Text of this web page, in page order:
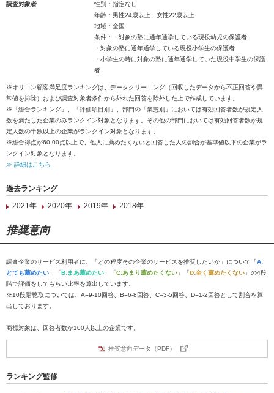
調査対象者
性別：指定なし
年齢：男性24歳以上、女性22歳以上
地域：全国
条件：・対象の塾に通年通学している現役幼児の保護者
・対象の塾に通年通学している現役小学生の保護者
・小学生の時に対象の塾に通年通学していた現役中学生の保護
者
※オリコン顧客満足度ランキングは、データクリーニング（回収したデータから不正回答や異
常値を排除）および調査対象者条件から外れた回答を除外した上で作成しています。
※「総合ランキング」、「評価項目別」、部門の「業態別」においては有効回答者数が規定人
数を満たした企業のみランクイン対象となります。その他の部門においては有効回答者数が規
定人数の半数以上の企業がランクイン対象となります。
※総合得点が60.00点以上で、他人に薦めたくないと回答した人の割合が基準値以下の企業がラ
ンクイン対象となります。
≫ 詳細はこちら
過去ランキング
2021年
2020年 2019年 2018年
推奨意向
調査企業のサービス利用者に、「どの程度その企業のサービスを推奨したいか」について「A:
とても薦めたい 」「B:まあ薦めたい 」「C:あまり薦めたくない 」「D:全く薦めたくない 」の4段
階で評価をしてもらい比率を算出しています。
※10段階聴取については、A=9-10回答、B=6-8回答、C=3-5回答、D=1-2回答として割合を算
出しております。
商標対象は、回答者数が100人以上の企業です。
推奨意向データ（PDF）
ランキング監修